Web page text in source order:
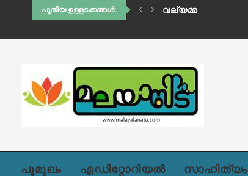
പുതിയ ഉള്ളടക്കങ്ങൾ: THE LONE WOLF
പൂമുഖം എഡിറ്റോറിയൽ സാഹിത്യം